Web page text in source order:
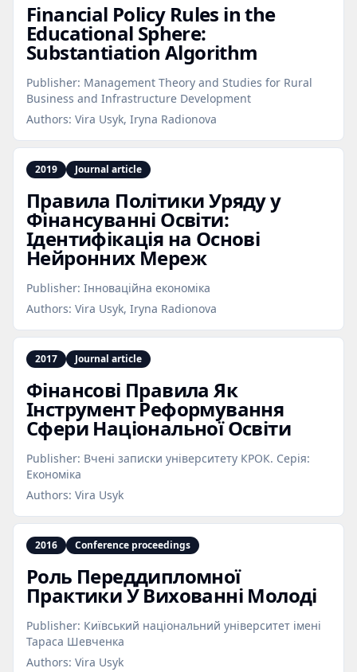
Financial Policy Rules in the
Educational Sphere:
Substantiation Algorithm
Publisher: Management Theory and Studies for Rural
Business and Infrastructure Development
Authors: Vira Usyk, Iryna Radionova
2019 Journal article
Правила Політики Уряду у
Фінансуванні Освіти:
Ідентифікація на Основі
Нейронних Мереж
Publisher: Інноваційна економіка
Authors: Vira Usyk, Iryna Radionova
2017 Journal article
Фінансові Правила Як
Інструмент Реформування
Сфери Національної Освіти
Publisher: Вчені записки університету КРОК. Серія:
Економіка
Authors: Vira Usyk
2016 Conference proceedings
Роль Переддипломної
Практики У Вихованні Молоді
Publisher: Київський національний університет імені
Тараса Шевченка
Authors: Vira Usyk